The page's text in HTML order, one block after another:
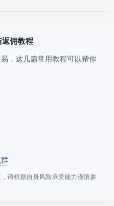
佣教程
，这几篇常用教程可以帮你
请根据自身风险承受能力谨慎参